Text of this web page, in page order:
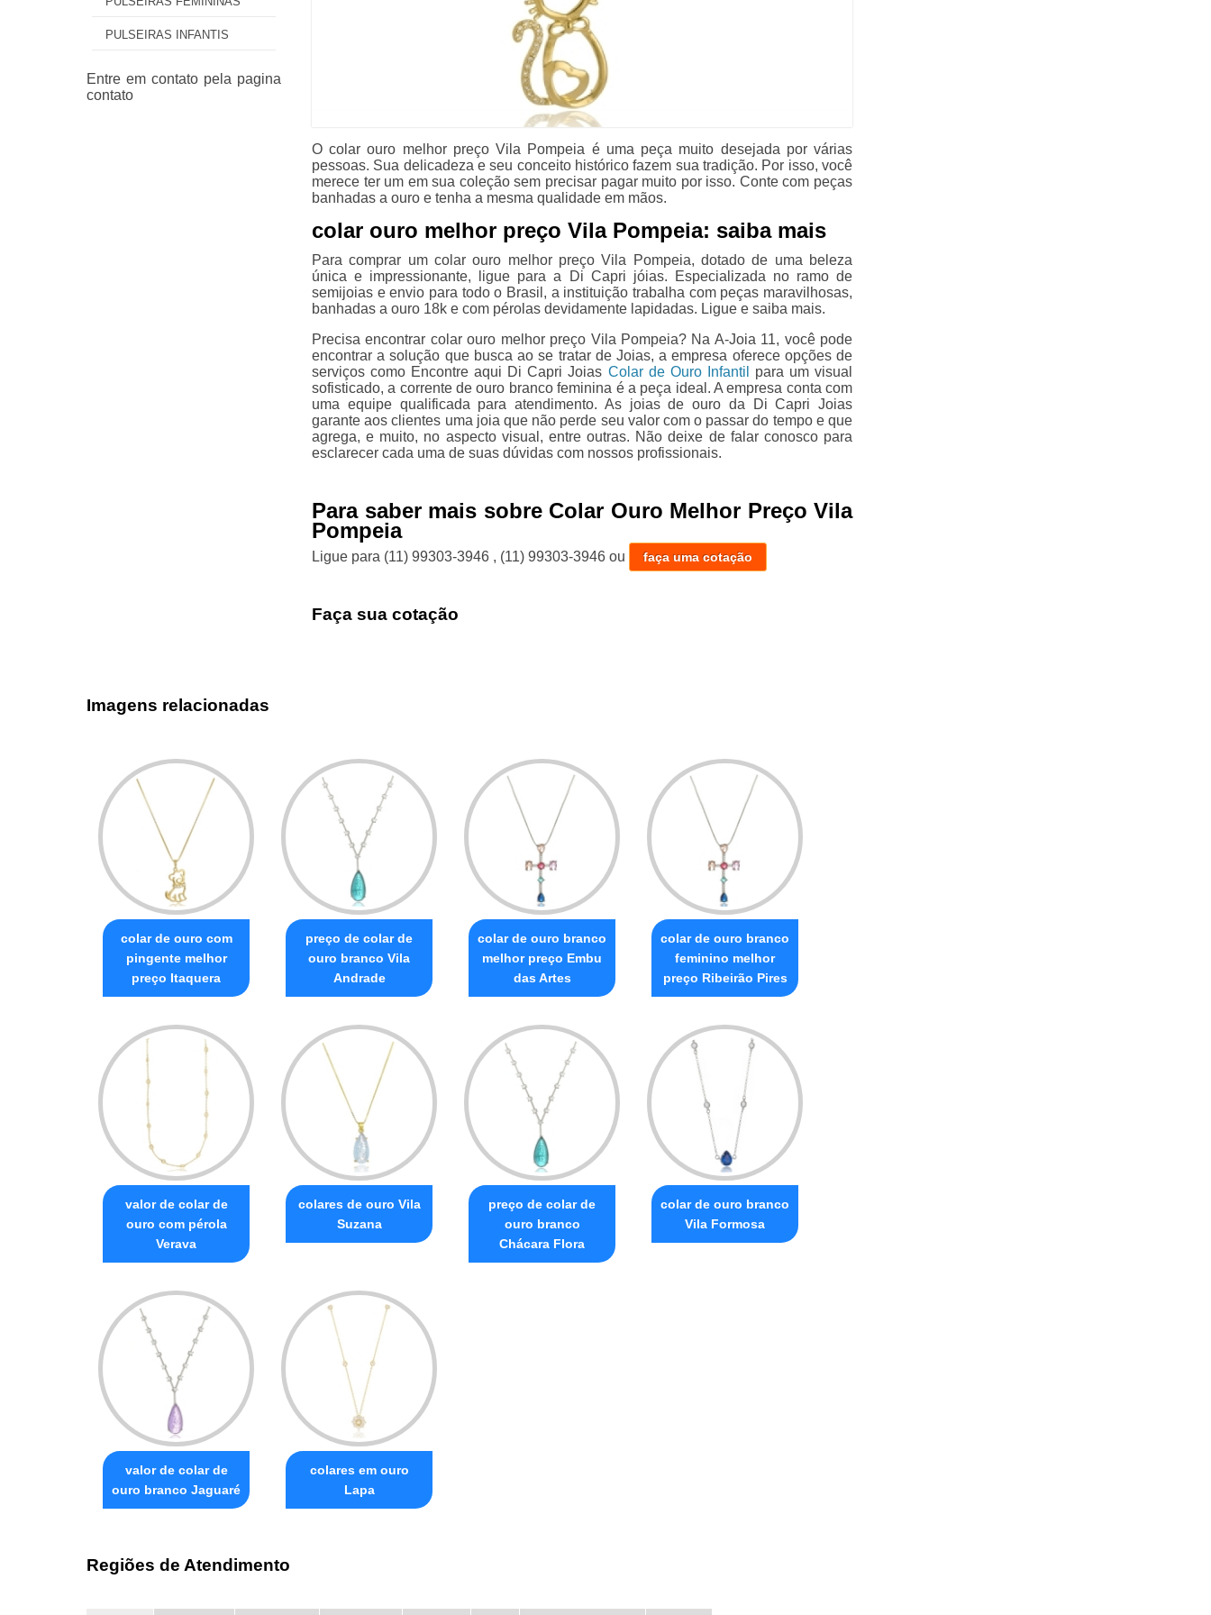
PULSEIRAS INFANTIS
O colar ouro melhor preço Vila Pompeia é uma peça muito desejada por várias
pessoas. Sua delicadeza e seu conceito histórico fazem sua tradição. Por isso, você
merece ter um em sua coleção sem precisar pagar muito por isso. Conte com peças
banhadas a ouro e tenha a mesma qualidade em mãos.
colar ouro melhor preço Vila Pompeia: saiba mais
Para comprar um colar ouro melhor preço Vila Pompeia, dotado de uma beleza
única e impressionante, ligue para a Di Capri jóias. Especializada no ramo de
semijoias e envio para todo o Brasil, a instituição trabalha com peças maravilhosas,
banhadas a ouro 18k e com pérolas devidamente lapidadas. Ligue e saiba mais.
Precisa encontrar colar ouro melhor preço Vila Pompeia? Na A-Joia 11, você pode
encontrar a solução que busca ao se tratar de Joias, a empresa oferece opções de
serviços como Encontre aqui Di Capri Joias Colar de Ouro Infantil
para um visual
sofisticado, a corrente de ouro branco feminina é a peça ideal. A empresa conta com
uma equipe qualificada para atendimento. As joias de ouro da Di Capri Joias
garante aos clientes uma joia que não perde seu valor com o passar do tempo e que
agrega, e muito, no aspecto visual, entre outras. Não deixe de falar conosco para
esclarecer cada uma de suas dúvidas com nossos profissionais.
Para saber mais sobre Colar Ouro Melhor Preço Vila
Pompeia
Ligue para (11) 99303-3946 , (11) 99303-3946 ou faça uma cotação
Faça sua cotação
Imagens relacionadas
colar de ouro com
pingente melhor
preço Itaquera
preço de colar de
ouro branco Vila
Andrade
colar de ouro branco
melhor preço Embu
das Artes
colar de ouro branco
feminino melhor
preço Ribeirão Pires
valor de colar de
ouro com pérola
Verava
colares de ouro Vila
Suzana
preço de colar de
ouro branco
Chácara Flora
colar de ouro branco
Vila Formosa
valor de colar de
ouro branco Jaguaré
colares em ouro
Lapa
Regiões de Atendimento